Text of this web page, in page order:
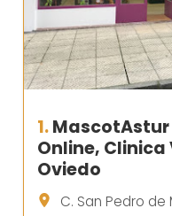
1.MascotAstur
Online,
Oviedo
C. San Pedro de